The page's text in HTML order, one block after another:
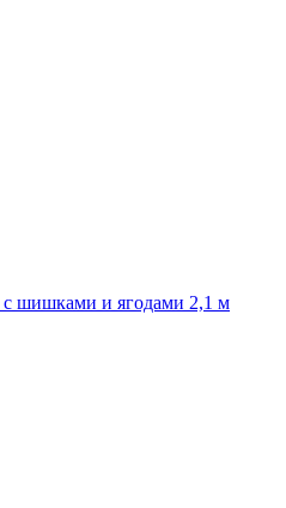
с шишками и ягодами 2,1 м